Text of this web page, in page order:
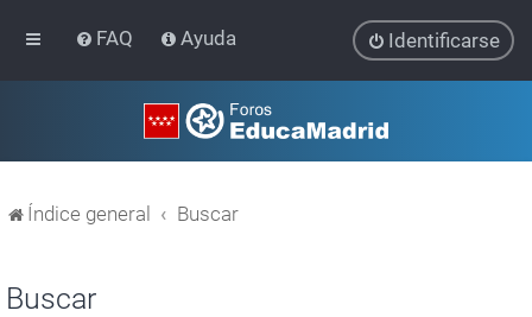
FAQ Ayuda Identificarse
Índice general Buscar
Buscar